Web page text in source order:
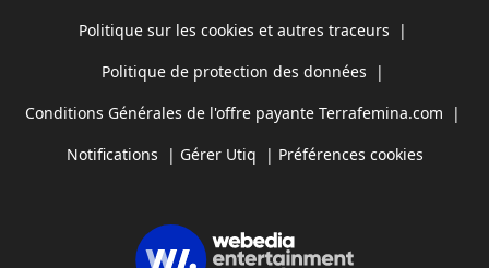
Politique sur les cookies et autres traceurs |
Politique de protection des données |
Conditions Générales de l'offre payante Terrafemina.com |
Notifications | Gérer Utiq | Préférences cookies